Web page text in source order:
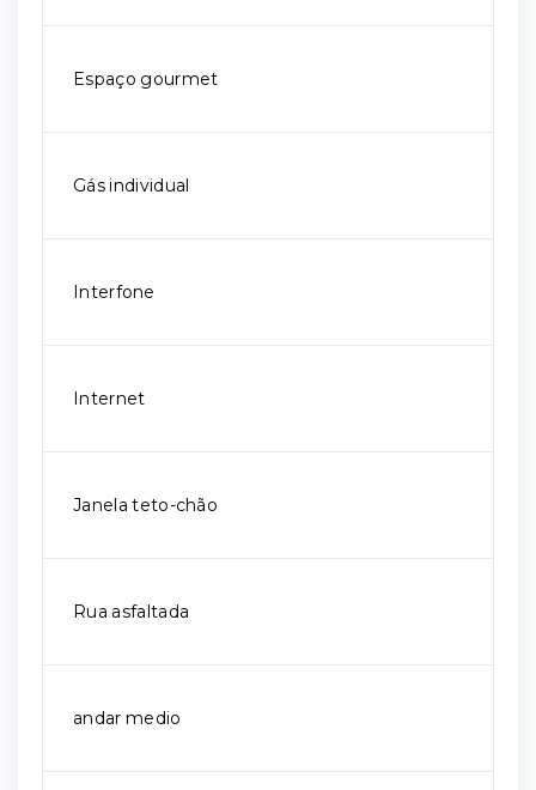
Espaço gourmet
Gás individual
Interfone
Internet
Janela teto-chão
Rua asfaltada
andar medio